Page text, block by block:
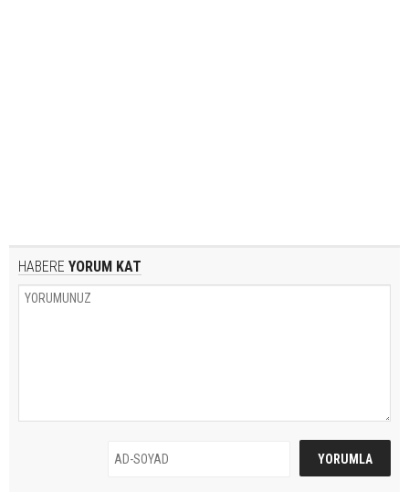
HABERE YORUM KAT